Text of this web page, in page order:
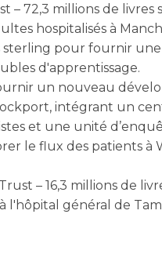
– 72,3 millions de livres
hospitalisés à
sterling pour fournir
d'apprentissage.
un nouveau
intégrant un
et une unité
le flux des patients à
– 16,3 millions de
général de